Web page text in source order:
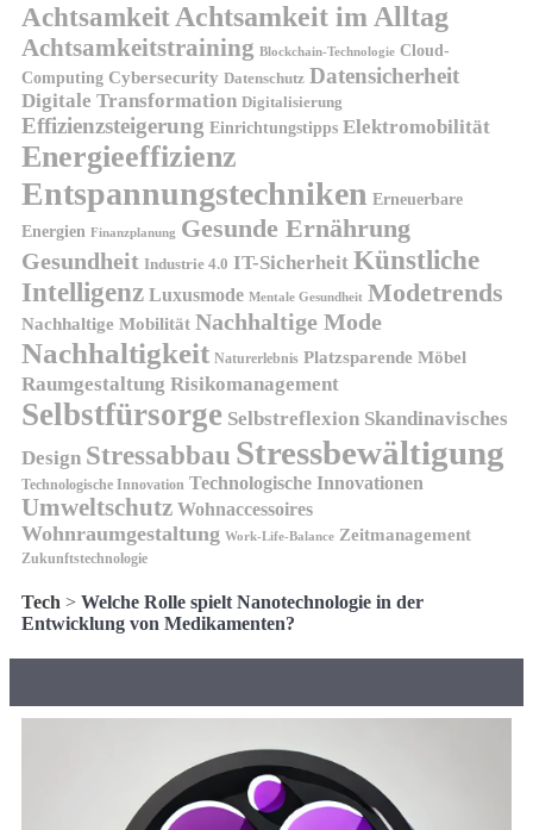
AchtsamkeitAchtsamkeit im Alltag
Achtsamkeitstraining Blockchain-Technologie Cloud-
Computing Cybersecurity Datenschutz Datensicherheit
Digitale Transformation Digitalisierung
Effizienzsteigerung Einrichtungstipps Elektromobilität
Energieeffizienz
Entspannungstechniken Erneuerbare
Energien Finanzplanung Gesunde Ernährung
Gesundheit Industrie 4.0 IT-Sicherheit Künstliche
Intelligenz Luxusmode Mentale Gesundheit Modetrends
Nachhaltige Mobilität Nachhaltige Mode
Nachhaltigkeit Naturerlebnis Platzsparende Möbel
Raumgestaltung Risikomanagement
Selbstfürsorge Selbstreflexion Skandinavisches
Design Stressabbau Stressbewältigung
Technologische Innovation Technologische Innovationen
Umweltschutz Wohnaccessoires
Wohnraumgestaltung Work-Life-Balance Zeitmanagement
Zukunftstechnologie
Tech > Welche Rolle spielt Nanotechnologie in der
Entwicklung von Medikamenten?